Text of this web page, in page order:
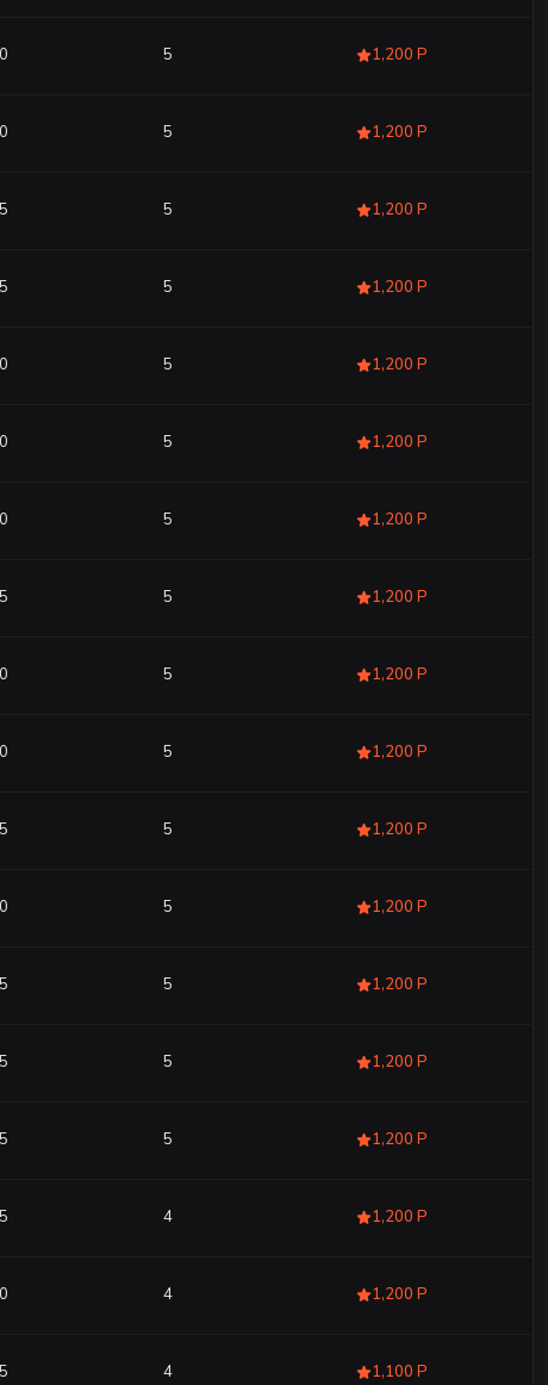
5 1,200 Р
5 1,200 Р
5 1,200 Р
5 1,200 Р
5 1,200 Р
5 1,200 Р
5 1,200 Р
5 1,200 Р
5 1,200 Р
5 1,200 Р
5 1,200 Р
5 1,200 Р
5 1,200 Р
5 1,200 Р
5 1,200 Р
4 1,200 Р
4 1,200 Р
4 1,100 Р